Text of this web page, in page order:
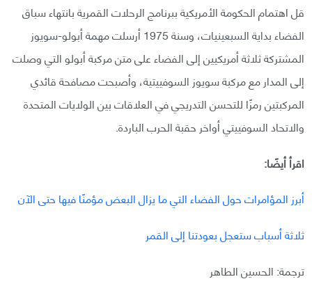
قل اهتمام الحكومة الأمريكية ببرنامج الرحلات القمرية بانتهاء سباق
الفضاء بداية السبعينيات، وسنة 1975 أرسلت مهمة أبولو-سويوز
المشتركة ثلاثة أمريكيين إلى الفضاء على متن مركبة أبولو التي وصلت
إلى المدار مع مركبة سويوز السوفييتية، وأصبحت مصافحة قائدي
المركبتين رمزًا للتحسن التدريجي في العلاقات بين الولايات المتحدة
والاتحاد السوفييتي أواخر حقبة الحرب الباردة.
اقرأ أيضًا:
أبرز المؤامرات حول الفضاء التي ما يزال البعض مؤمنًا فيها حتى الآن
ثلاثة أسباب ستعجل بعودتنا إلى القمر
ترجمة: الحسين الطاهر